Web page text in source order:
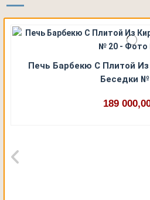
Печь Барбекю С Плитой
Беседки
189